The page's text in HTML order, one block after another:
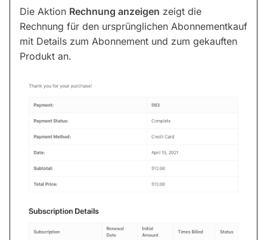
Die Aktion Rechnung anzeigen zeigt die
Rechnung für den ursprünglichen Abonnementkauf
mit Details zum Abonnement und zum gekauften
Produkt an.